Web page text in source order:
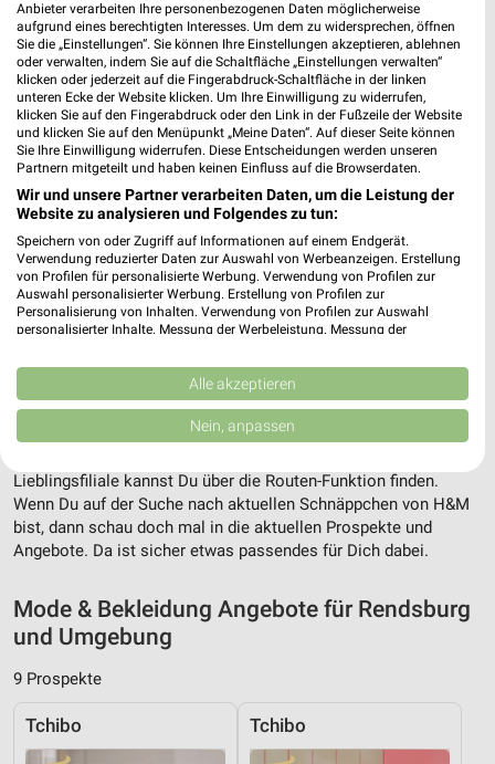
Adresse, Öffnungszeiten und Entfernung für
die H&M Filiale in Rendsburg
Adresse, Öffnungszeiten und Entfernung alles rund um die H&M
Lieblingsfiliale kannst Du über die Routen-Funktion finden.
Wenn Du auf der Suche nach aktuellen Schnäppchen von H&M
bist, dann schau doch mal in die aktuellen Prospekte und
Angebote. Da ist sicher etwas passendes für Dich dabei.
Mode & Bekleidung Angebote für Rendsburg
und Umgebung
9 Prospekte
Tchibo Tchibo
Anbieter verarbeiten Ihre personenbezogenen Daten möglicherweise
aufgrund eines berechtigten Interesses. Um dem zu widersprechen, öffnen
Sie die „Einstellungen“. Sie können Ihre Einstellungen akzeptieren, ablehnen
oder verwalten, indem Sie auf die Schaltfläche „Einstellungen verwalten“
klicken oder jederzeit auf die Fingerabdruck-Schaltfläche in der linken
unteren Ecke der Website klicken. Um Ihre Einwilligung zu widerrufen,
klicken Sie auf den Fingerabdruck oder den Link in der Fußzeile der Website
und klicken Sie auf den Menüpunkt „Meine Daten“. Auf dieser Seite können
Sie Ihre Einwilligung widerrufen. Diese Entscheidungen werden unseren
Partnern mitgeteilt und haben keinen Einfluss auf die Browserdaten.
Wir und unsere Partner verarbeiten Daten, um die Leistung der
Website zu analysieren und Folgendes zu tun:
Speichern von oder Zugriff auf Informationen auf einem Endgerät.
Verwendung reduzierter Daten zur Auswahl von Werbeanzeigen. Erstellung
von Profilen für personalisierte Werbung. Verwendung von Profilen zur
Auswahl personalisierter Werbung. Erstellung von Profilen zur
Personalisierung von Inhalten. Verwendung von Profilen zur Auswahl
personalisierter Inhalte. Messung der Werbeleistung. Messung der
Kombinationen von Daten aus verschiedenen Quellen. Entwicklung und
Verbesserung der Angebote. Verwendung reduzierter Daten zur Auswahl
von Inhalten.
Daten können außerhalb der Europäischen Union weitergegeben und in die
USA gesendet werden.
Website/App.
Partnerliste anzeigen (1 IAB-Anbieter)
Wir nutzen Ihre Daten für folgende Zwecke:
IAB-Verarbeitungszwecke:
Speichern von oder Zugriff auf Informationen
auf einem Endgerät
Werbeanzeigen
Erstellung von Profilen für personalisierte
Alle akzeptieren
Nein, anpassen